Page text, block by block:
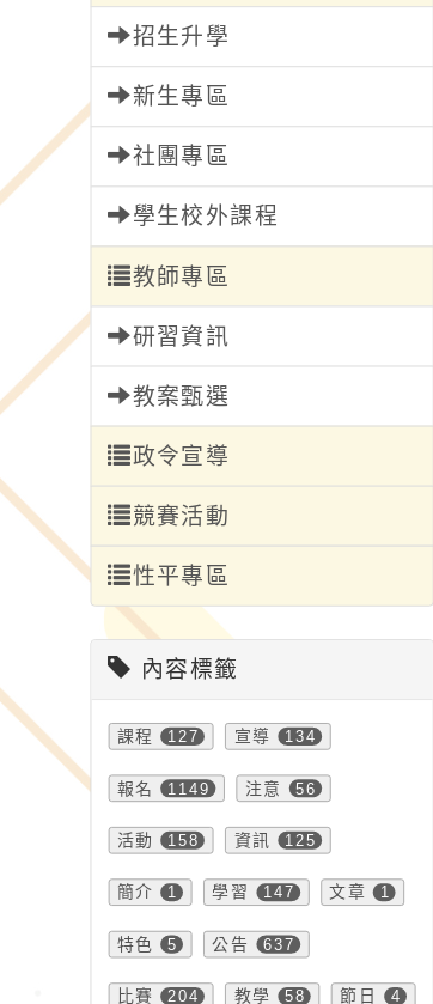
招生升學
新生專區
社團專區
學生校外課程
教師專區
研習資訊
教案甄選
政令宣導
競賽活動
性平專區
內容標籤
課程 127 宣導 134
報名 1149 注意 56
活動 158 資訊 125
簡介 1 學習 147 文章 1
特色 5 公告 637
比賽 204 教學 58 節日 4